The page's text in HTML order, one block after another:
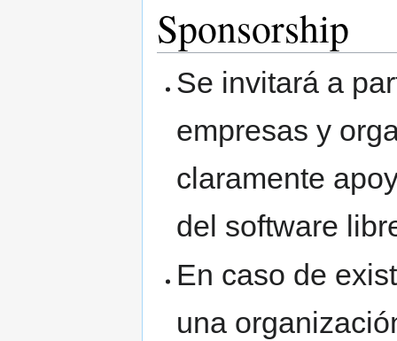
Sponsorship
Se invitará a
empresas y
claramente
del software
En caso de
una